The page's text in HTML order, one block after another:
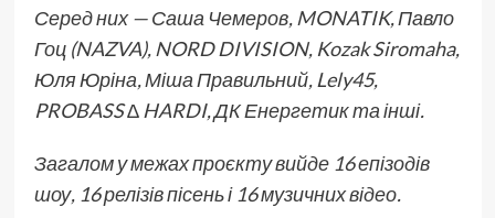
Серед них — Саша Чемеров, MONATIK, Павло
Гоц (NAZVA), NORD DIVISION, Kozak Siromaha,
Юля Юріна, Міша Правильний, Lely45,
PROBASS ∆ HARDI, ДК Енергетик та інші.
Загалом у межах проєкту вийде 16 епізодів
шоу, 16 релізів пісень і 16 музичних відео.